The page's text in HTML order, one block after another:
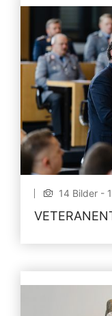
14 Bilder -